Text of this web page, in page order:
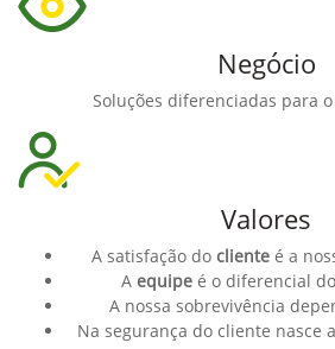
Negócio
Soluções diferenciadas para
Valores
A satisfação do clienteé a
A equipeé o diferencial
A nossa sobrevivência
Na segurança do cliente nasce